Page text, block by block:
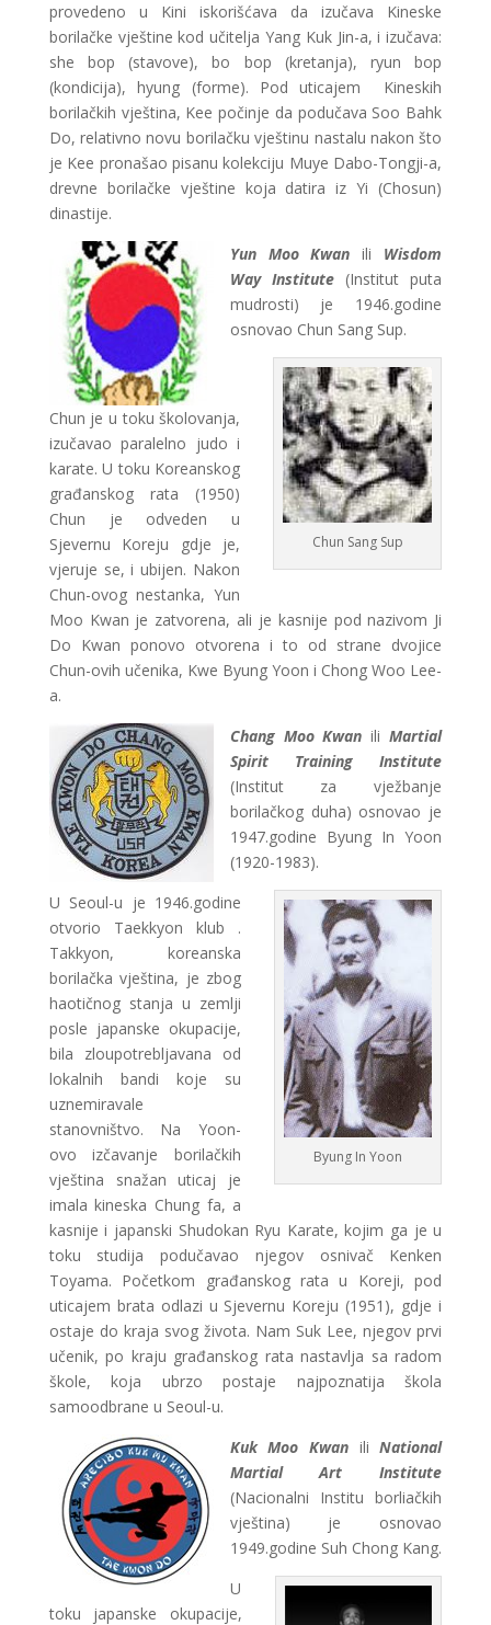
provedeno u Kini iskorišćava da izučava Kineske
borilačke vještine kod učitelja Yang Kuk Jin-a, i izučava:
she bop (stavove), bo bop (kretanja), ryun bop
(kondicija), hyung (forme). Pod uticajem Kineskih
borilačkih vještina, Kee počinje da podučava Soo Bahk
Do, relativno novu borilačku vještinu nastalu nakon što
je Kee pronašao pisanu kolekciju Muye Dabo-Tongji-a,
drevne borilačke vještine koja datira iz Yi (Chosun)
dinastije.
Yun Moo Kwan ili Wisdom
Way Institute(Institut puta
mudrosti) je 1946.godine
osnovao Chun Sang Sup.
Chun Sang Sup
Chun je u toku školovanja,
izučavao paralelno judo i
karate. U toku Koreanskog
građanskog rata (1950)
Chun je odveden u
Sjevernu Koreju gdje je,
vjeruje se, i ubijen. Nakon
Chun-ovog nestanka, Yun
Moo Kwan je zatvorena, ali je kasnije pod nazivom Ji
Do Kwan ponovo otvorena i to od strane dvojice
Chun-ovih učenika, Kwe Byung Yoon i Chong Woo Lee-
a.
Chang Moo Kwan iliMartial
Spirit Training Institute
(Institut za vježbanje
borilačkog duha) osnovao je
1947.godine Byung In Yoon
(1920-1983).
Byung In Yoon
U Seoul-u je 1946.godine
otvorio Taekkyon klub .
Takkyon, koreanska
borilačka vještina, je zbog
haotičnog stanja u zemlji
posle japanske okupacije,
bila zloupotrebljavana od
lokalnih bandi koje su
uznemiravale
stanovništvo. Na Yoon-
ovo izčavanje borilačkih
vještina snažan uticaj je
imala kineska Chung fa, a
kasnije i japanski Shudokan Ryu Karate, kojim ga je u
toku studija podučavao njegov osnivač Kenken
Toyama. Početkom građanskog rata u Koreji, pod
uticajem brata odlazi u Sjevernu Koreju (1951), gdje i
ostaje do kraja svog života. Nam Suk Lee, njegov prvi
učenik, po kraju građanskog rata nastavlja sa radom
škole, koja ubrzo postaje najpoznatija škola
samoodbrane u Seoul-u.
Kuk Moo Kwan iliNational
Martial Art Institute
(Nacionalni Institu borliačkih
vještina) je osnovao
1949.godine Suh Chong Kang.
U
toku japanske okupacije,